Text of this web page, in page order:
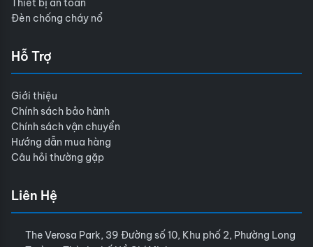
Thiết bị an toàn
Đèn chống cháy nổ
Hỗ Trợ
Giới thiệu
Chính sách bảo hành
Chính sách vận chuyển
Hướng dẫn mua hàng
Câu hỏi thường gặp
Liên Hệ
The Verosa Park, 39 Đường số 10, Khu phố 2, Phường Long